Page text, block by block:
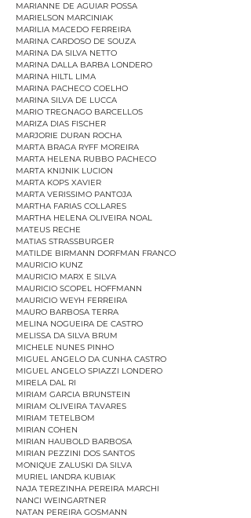
MARIANNE DE AGUIAR POSSA
MARIELSON MARCINIAK
MARILIA MACEDO FERREIRA
MARINA CARDOSO DE SOUZA
MARINA DA SILVA NETTO
MARINA DALLA BARBA LONDERO
MARINA HILTL LIMA
MARINA PACHECO COELHO
MARINA SILVA DE LUCCA
MARIO TREGNAGO BARCELLOS
MARIZA DIAS FISCHER
MARJORIE DURAN ROCHA
MARTA BRAGA RYFF MOREIRA
MARTA HELENA RUBBO PACHECO
MARTA KNIJNIK LUCION
MARTA KOPS XAVIER
MARTA VERISSIMO PANTOJA
MARTHA FARIAS COLLARES
MARTHA HELENA OLIVEIRA NOAL
MATEUS RECHE
MATIAS STRASSBURGER
MATILDE BIRMANN DORFMAN FRANCO
MAURICIO KUNZ
MAURICIO MARX E SILVA
MAURICIO SCOPEL HOFFMANN
MAURICIO WEYH FERREIRA
MAURO BARBOSA TERRA
MELINA NOGUEIRA DE CASTRO
MELISSA DA SILVA BRUM
MICHELE NUNES PINHO
MIGUEL ANGELO DA CUNHA CASTRO
MIGUEL ANGELO SPIAZZI LONDERO
MIRELA DAL RI
MIRIAM GARCIA BRUNSTEIN
MIRIAM OLIVEIRA TAVARES
MIRIAM TETELBOM
MIRIAN COHEN
MIRIAN HAUBOLD BARBOSA
MIRIAN PEZZINI DOS SANTOS
MONIQUE ZALUSKI DA SILVA
MURIEL IANDRA KUBIAK
NAJA TEREZINHA PEREIRA MARCHI
NANCI WEINGARTNER
NATAN PEREIRA GOSMANN